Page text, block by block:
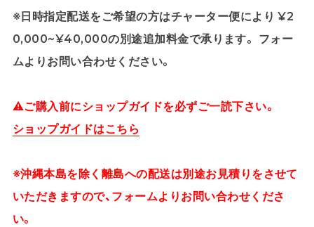
※日時指定配送をご希望の方はチャーター便により ¥2
0,000~¥40,000の別途追加料金で承ります。 フォー
ムよりお問い合わせください。
⚠ご購入前にショップガイドを必ずご一読下さい。
ショップガイドはこちら
※沖縄本島を除く離島への配送は別途お見積りをさせて
いただきますので、フォームよりお問い合わせくださ
い。